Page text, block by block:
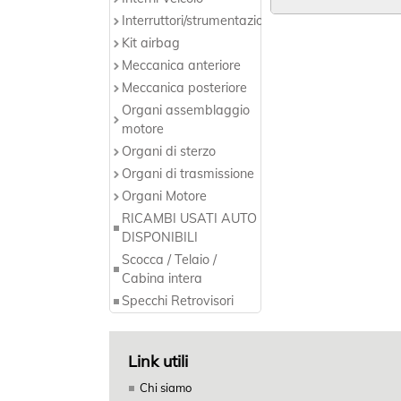
Interruttori/strumentazione
Kit airbag
Meccanica anteriore
Meccanica posteriore
Organi assemblaggio
motore
Organi di sterzo
Organi di trasmissione
Organi Motore
RICAMBI USATI AUTO
DISPONIBILI
Scocca / Telaio /
Cabina intera
Specchi Retrovisori
Link utili
Chi siamo